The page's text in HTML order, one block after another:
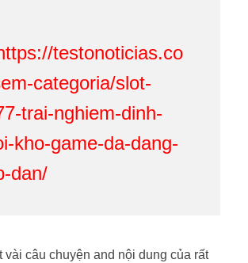
testonoticias.co
categoria/slot-
trai-nghiem-dinh-
kho-game-da-dang-
dan/
vài câu chuyện and nội dung của rất